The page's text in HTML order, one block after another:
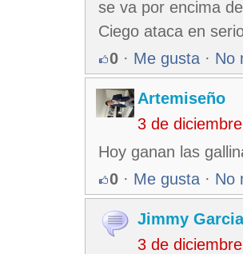
se va por encima
Ciego ataca en
0 · Me gusta · No
Artemiseño
3 de
Hoy ganan las
0 · Me gusta · No
Jimmy
3 de